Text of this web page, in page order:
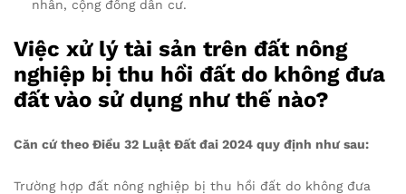
nhân, cộng đồng dân cư.
Việc xử lý tài sản trên đất nông
nghiệp bị thu hồi đất do không đưa
đất vào sử dụng như thế nào?
Căn cứ theo Điều 32 Luật Đất đai 2024 quy định như sau:
Trường hợp đất nông nghiệp bị thu hồi đất do không đưa